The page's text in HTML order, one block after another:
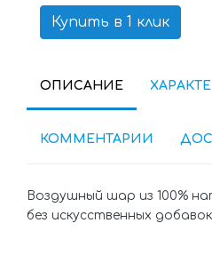
Купить в 1 клик
ОПИСАНИЕ
КОММЕНТАРИИ
Воздушный шар из 100%
без искусственных